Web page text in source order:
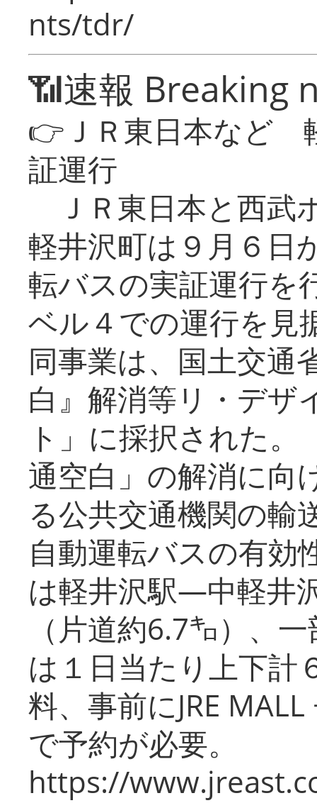
nts/tdr/
📶速報 Breaking
👉ＪＲ東日本など
証運行
ＪＲ東日本と西武
軽井沢町は９月６日
転バスの実証運行を
ベル４での運行を見
同事業は、国土交通
白』解消等リ・デザ
ト」に採択された
通空白」の解消に向
る公共交通機関の輸
自動運転バスの有効
は軽井沢駅―中軽井
（片道約6.7㌔）、
は１日当たり上下計
料、事前にJRE
で予約が必要。
https://